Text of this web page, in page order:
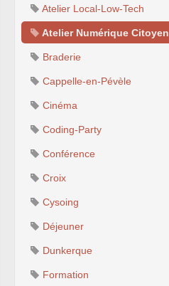
Atelier Local-Low-Tech
Atelier Numérique Citoyen
Braderie
Cappelle-en-Pévèle
Cinéma
Coding-Party
Conférence
Croix
Cysoing
Déjeuner
Dunkerque
Formation